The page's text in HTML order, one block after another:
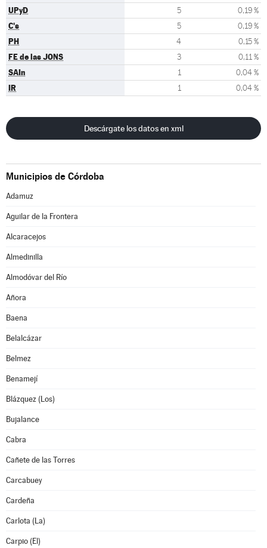
UPyD 5 0,19 %
C's 5 0,19 %
PH 4 0,15 %
FE de las JONS 3 0,11 %
SAIn 1 0,04 %
IR 1 0,04 %
Descárgate los datos en xml
Municipios de Córdoba
Adamuz
Aguilar de la Frontera
Alcaracejos
Almedinilla
Almodóvar del Río
Añora
Baena
Belalcázar
Belmez
Benamejí
Blázquez (Los)
Bujalance
Cabra
Cañete de las Torres
Carcabuey
Cardeña
Carlota (La)
Carpio (El)